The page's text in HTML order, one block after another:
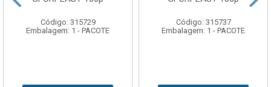
Código: 315729
Embalagem: 1 - PACOTE
Código: 315737
Embalagem: 1 - PACOTE